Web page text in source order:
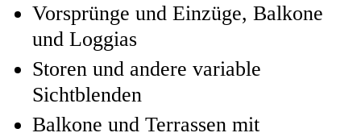
Vorsprünge und Einzüge, Balkone
und Loggias
Storen und andere variable
Sichtblenden
Balkone und Terrassen mit